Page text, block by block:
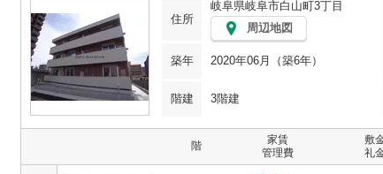
住所
岐阜県岐阜市白山町3丁目
周辺地図
築年 2020年06月（築6年）
階建 3階建
階
家賃
管理費
敷
礼